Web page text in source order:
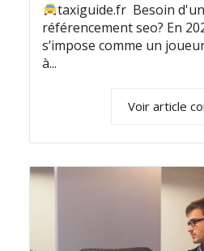
taxiguide.fr Besoin
référencement seo? En
s’impose comme un
à...
Voir article